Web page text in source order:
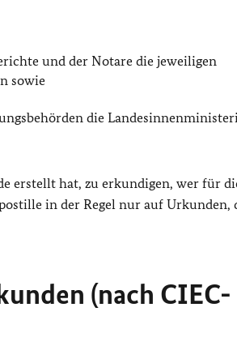
und der Notare die jeweiligen
sowie
die
erstellt hat, zu erkundigen, wer für
in der Regel nur auf Urkunden,
(nach CIEC-